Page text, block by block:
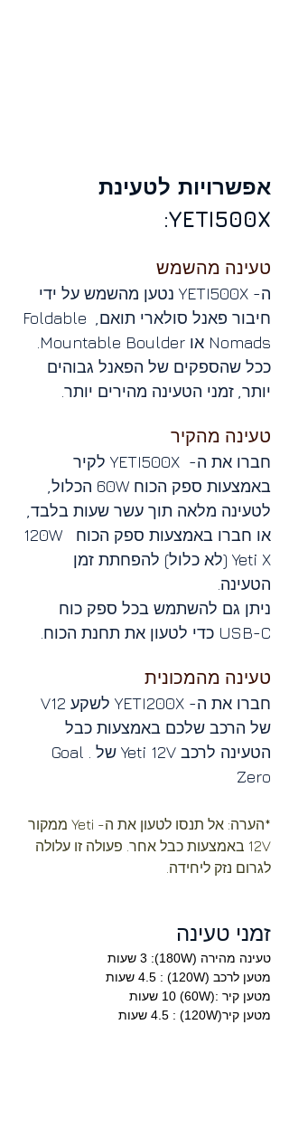
אפשרויות לטעינת
YETI500X:
טעינה מהשמש
ה- YETI500X נטען מהשמש על ידי
חיבור פאנל סולארי תואם, Foldable
ככל שהספקים של הפאנל גבוהים
יותר, זמני הטעינה מהירים יותר.
טעינה מהקיר
חברו את ה-  YETI500X לקיר
באמצעות ספק הכוח 60W הכלול,
לטעינה מלאה תוך עשר שעות בלבד,
או חברו באמצעות ספק הכוח  120W
Yeti X (לא כלול) להפחתת זמן
הטעינה.
ניתן גם להשתמש בכל ספק כוח
USB-C כדי לטעון את תחנת הכוח.
טעינה מהמכונית
של הרכב שלכם באמצעות כבל
הטעינה לרכב Yeti 12V של .Goal
Zero
*הערה: אל תנסו לטעון את ה- Yeti ממקור
12V באמצעות כבל אחר. פעולה זו עלולה
לגרום נזק ליחידה.
זמני טעינה
טעינה מהירה (180W): 3 שעות
מטען לרכב (120W) : 4.5 שעות
מטען קיר :(60W) 10 שעות
מטען קיר(120W) : 4.5 שעות